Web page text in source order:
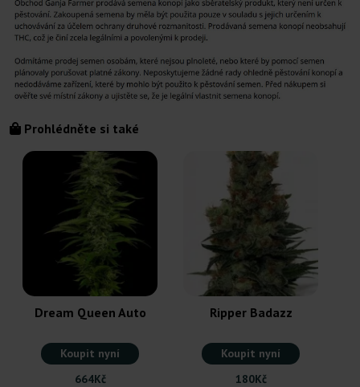
Prohlédněte si také
Dream Queen Auto
Koupit nyní
664Kč
Ripper Badazz
Koupit nyní
180Kč